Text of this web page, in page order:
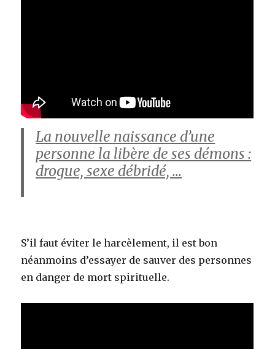
La nouvelle naissance d’une
personne la libère de ses démons :
drogue, sexe débridé, …
S’il faut éviter le harcèlement, il est bon
néanmoins d’essayer de sauver des personnes
en danger de mort spirituelle.